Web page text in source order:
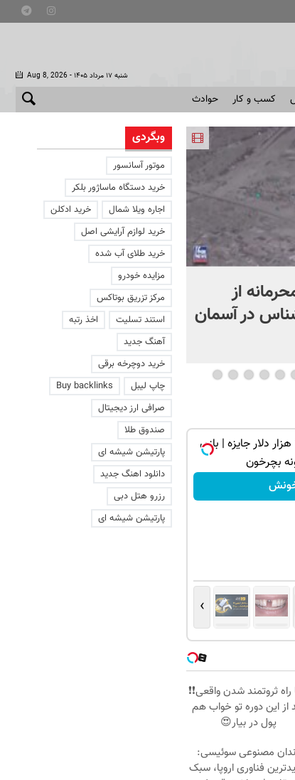
Aug 8, 2026 - شنبه ۱۷ مرداد ۱۴۰۵
کسب و کار حوادث
از
در آسمان
حمله خلبانان ایرانی به
+ فیلم
از آیفون 17 تا 1000 هزار دلار جایزه | بازی
بچرخون
›
راه ثروتمند شدن واقعی❗❗
از این دوره تو خواب هم
پول در بیار😍
مصنوعی سوئیسی:
فناوری اروپا، سبک
وبگردی
موتور آسانسور
خرید دستگاه ماساژور بلکر
اجاره ویلا شمال
خرید ادکلن
خرید لوازم آرایشی اصل
خرید طلای آب شده
مزایده خودرو
مرکز تزریق بوتاکس
استند تسلیت
اخذ رتبه
آهنگ جدید
خرید دوچرخه برقی
چاپ لیبل
Buy backlinks
صرافی ارز دیجیتال
صندوق طلا
پارتیشن شیشه ای
دانلود اهنگ جدید
رزرو هتل دبی
پارتیشن شیشه ای